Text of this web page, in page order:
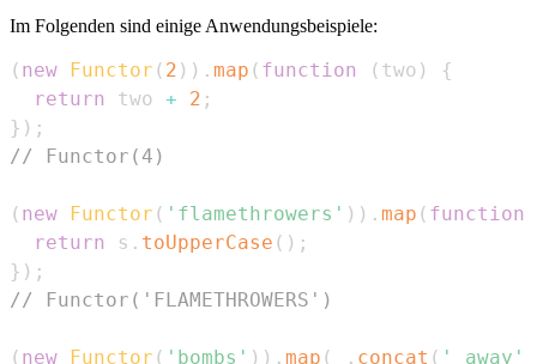
Im Folgenden sind einige Anwendungsbeispiele:
( new Functor ( 2 ) ) . map ( function ( two )
{
return
two + 2 ;
} ) ;
// Functor(4)
( new Functor ( 'flamethrowers' ) ) . map ( function
return
s . toUpperCase ( ) ;
} ) ;
// Functor('FLAMETHROWERS')
( new Functor ( 'bombs' ) ) . map ( . concat ( ' away'